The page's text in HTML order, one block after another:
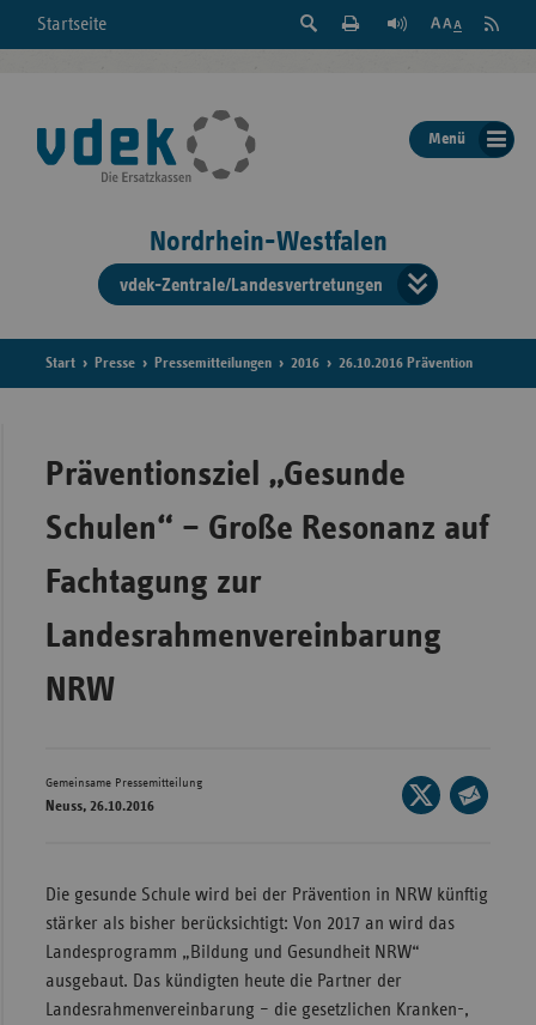
Startseite
Suche
der
Seite
Feed
Menü
Nordrhein-Westfalen
vdek-Zentrale/Landesvertretungen
der
Start Presse Pressemitteilungen 2016 26.10.2016 Prävention
Präventionsziel „Gesunde
Schulen“ – Große Resonanz auf
Fachtagung zur
Landesrahmenvereinbarung
NRW
Gemeinsame Pressemitteilung
Neuss, 26.10.2016
Seite
auf
E-
Die gesunde Schule wird bei der Prävention in NRW künftig
stärker als bisher berücksichtigt: Von 2017 an wird das
Landesprogramm „Bildung und Gesundheit NRW“
ausgebaut. Das kündigten heute die Partner der
Landesrahmenvereinbarung – die gesetzlichen Kranken-,